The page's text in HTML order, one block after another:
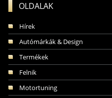
OLDALAK
Hírek
Autómárkák & Design
Termékek
Felnik
Motortuning